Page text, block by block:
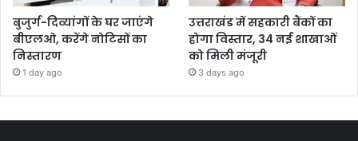
बुजुर्ग-दिव्यांगों के घर जाएंगे
बीएलओ, करेंगे नोटिसों का
निस्तारण
1 day ago
उत्तराखंड में सहकारी बैंकों का
होगा विस्तार, 34 नई शाखाओं
को मिली मंजूरी
3 days ago